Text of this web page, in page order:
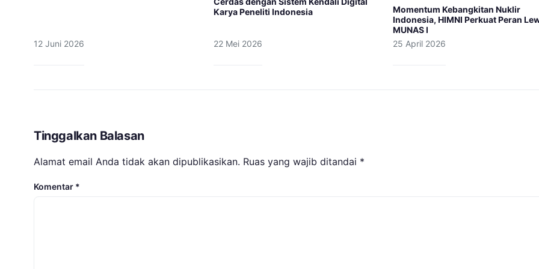
12 Juni 2026
Karya Peneliti Indonesia
22 Mei 2026
Momentum Kebangkitan Nuklir
Indonesia, HIMNI Perkuat Peran
MUNAS I
25 April 2026
Tinggalkan Balasan
Alamat email Anda tidak akan dipublikasikan. Ruas yang wajib ditandai *
Komentar *